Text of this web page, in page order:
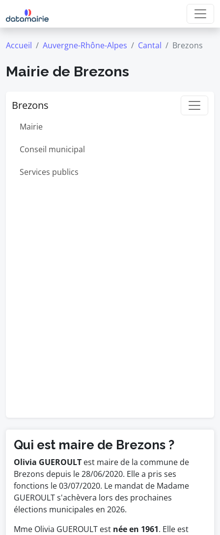
Accueil Auvergne-Rhône-Alpes Cantal Brezons
Mairie de Brezons
Brezons
Mairie
Conseil municipal
Services publics
Qui est maire de Brezons ?
Olivia GUEROULT est maire de la commune de
Brezons depuis le 28/06/2020. Elle a pris ses
fonctions le 03/07/2020. Le mandat de Madame
GUEROULT s'achèvera lors des prochaines
élections municipales en 2026.
Mme Olivia GUEROULT est née en 1961. Elle est